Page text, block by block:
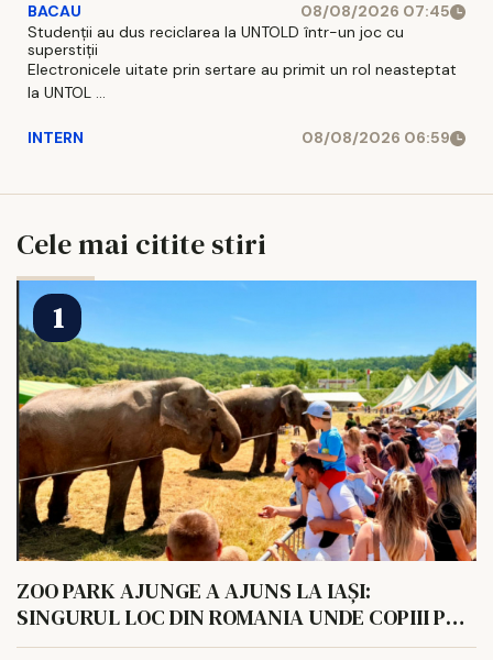
BACAU
08/08/2026 07:45
Studenții au dus reciclarea la UNTOLD într-un joc cu
superstiții
Electronicele uitate prin sertare au primit un rol neasteptat
la UNTOL ...
INTERN 08/08/2026 06:59
Cele mai citite stiri
ZOO PARK AJUNGE A AJUNS LA IAȘI:
SINGURUL LOC DIN ROMANIA UNDE COPIII POT
HRANI UN ELEFANT